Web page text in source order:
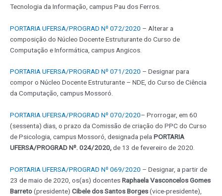
Tecnologia da Informação, campus Pau dos Ferros.
PORTARIA UFERSA/PROGRAD Nº 072/2020 – Alterar a
composição do Núcleo Docente Estruturante do Curso de
Computação e Informática, campus Angicos.
PORTARIA UFERSA/PROGRAD Nº 071/2020 – Designar para
compor o Núcleo Docente Estruturante – NDE, do Curso de Ciência
da Computação, campus Mossoró.
PORTARIA UFERSA/PROGRAD Nº 070/2020– Prorrogar, em 60
(sessenta) dias, o prazo da Comissão de criação do PPC do Curso
de Psicologia, campus Mossoró, designada pelaPORTARIA
UFERSA/PROGRAD Nº. 024/2020,de 13 de fevereiro de 2020.
PORTARIA UFERSA/PROGRAD Nº 069/2020 – Designar, a partir de
23 de maio de 2020, os(as) docentesRaphaela Vasconcelos Gomes
Barreto(presidente) Cibele dos Santos Borges(vice-presidente),